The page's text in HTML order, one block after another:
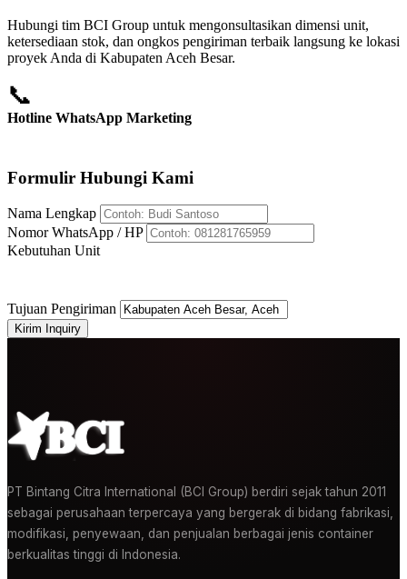
Hubungi tim BCI Group untuk mengonsultasikan dimensi unit,
ketersediaan stok, dan ongkos pengiriman terbaik langsung ke lokasi
proyek Anda di Kabupaten Aceh Besar.
📞
Hotline WhatsApp Marketing
Formulir Hubungi Kami
Nama Lengkap
Nomor WhatsApp / HP
Kebutuhan Unit
Tujuan Pengiriman
Kirim Inquiry
PT Bintang Citra International (BCI Group) berdiri sejak tahun 2011
sebagai perusahaan terpercaya yang bergerak di bidang fabrikasi,
modifikasi, penyewaan, dan penjualan berbagai jenis container
berkualitas tinggi di Indonesia.